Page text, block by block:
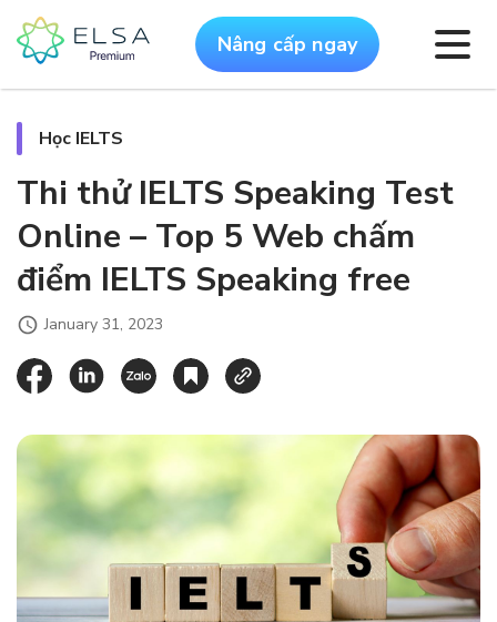
Nâng cấp ngay
Học IELTS
Thi thử IELTS Speaking Test
Online – Top 5 Web chấm
điểm IELTS Speaking free
January 31, 2023